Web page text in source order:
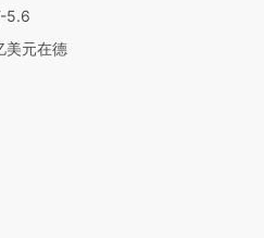
5.6
美元在德